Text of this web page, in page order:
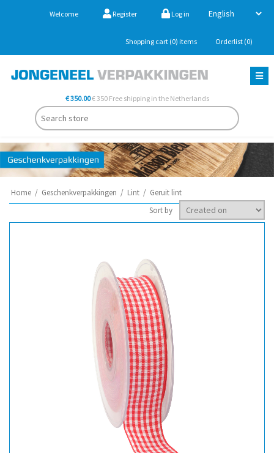
Welcome Register Log in
Shopping cart (0) items Orderlist (0)
€ 350.00€ 350 Free shipping in the Netherlands
Home / Geschenkverpakkingen / Lint / Geruit lint
Sort by